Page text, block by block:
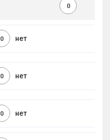
0
нет
0
нет
0
нет
0